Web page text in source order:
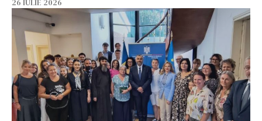
26 IULIE 2026